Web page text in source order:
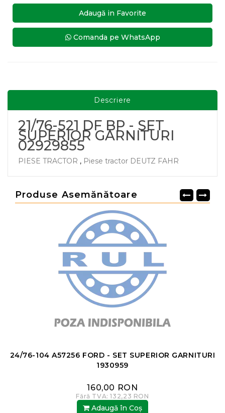
Adaugă in Favorite
Comanda pe WhatsApp
Descriere
21/76-521 DF BP - SET
SUPERIOR GARNITURI
02929855
PIESE TRACTOR , Piese tractor DEUTZ FAHR
Produse Asemănătoare
24/76-104 A57256 FORD - SET SUPERIOR GARNITURI
1930959
160,00 RON
Fără TVA: 132,23 RON
Adaugă în Coş